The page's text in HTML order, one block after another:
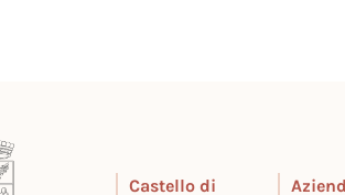
Castello di